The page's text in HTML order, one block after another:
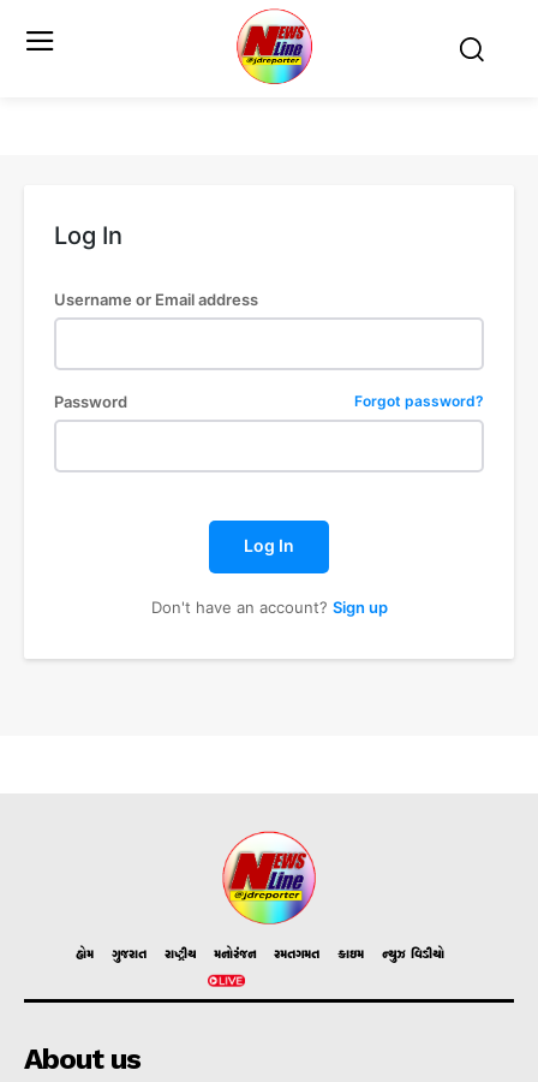
Log In
Username or Email address
Password Forgot password?
Log In
Don't have an account? Sign up
હોમ ગુજરાત રાષ્ટ્રીય મનોરંજન રમતગમત ક્રાઇમ ન્યુઝ વિડીયો
About us